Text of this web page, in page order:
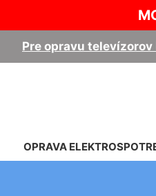
Pre opravu
OPRAVA